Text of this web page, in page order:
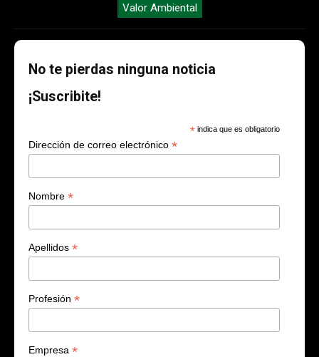
Valor Ambiental
No te pierdas ninguna noticia
¡Suscribite!
* indica que es obligatorio
Dirección de correo electrónico *
Nombre *
Apellidos *
Profesión *
Empresa *